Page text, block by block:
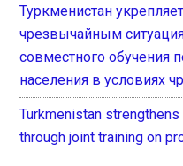
Туркменистан
чрезвычайным
совместного обучения
населения в условиях
Turkmenistan
through joint training on